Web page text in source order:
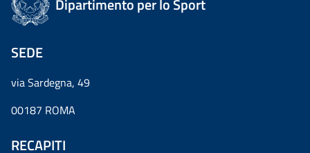
Dipartimento per lo Sport
SEDE
via Sardegna, 49
00187 ROMA
RECAPITI